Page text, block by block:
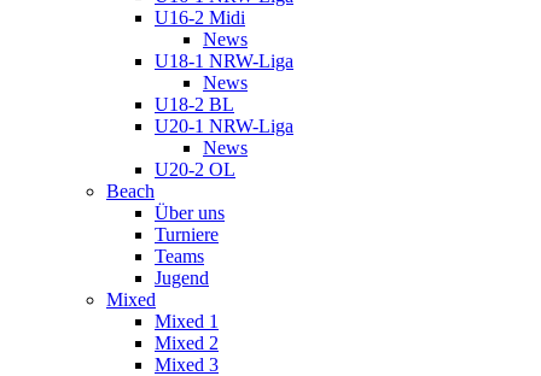
U16-2 Midi
News
U18-1 NRW-Liga
News
U18-2 BL
U20-1 NRW-Liga
News
U20-2 OL
Beach
Über uns
Turniere
Teams
Jugend
Mixed
Mixed 1
Mixed 2
Mixed 3